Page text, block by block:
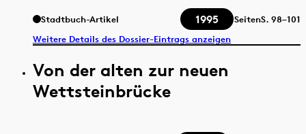
Stadtbuch-Artikel 1995 SeitenS. 98–101
Weitere Details des Dossier-Eintrags anzeigen
Von der alten zur neuen
Wettsteinbrücke